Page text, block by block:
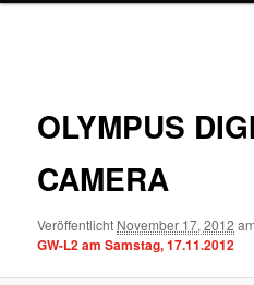
OLYMPUS
CAMERA
Veröffentlicht November 17, 2012
GW-L2 am Samstag, 17.11.2012